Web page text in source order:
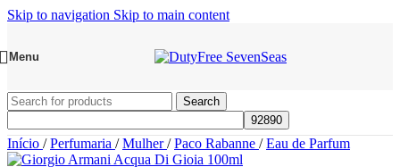
Skip to navigation Skip to main content
Menu
Search
Início / Perfumaria / Mulher/ Paco Rabanne / Eau de Parfum